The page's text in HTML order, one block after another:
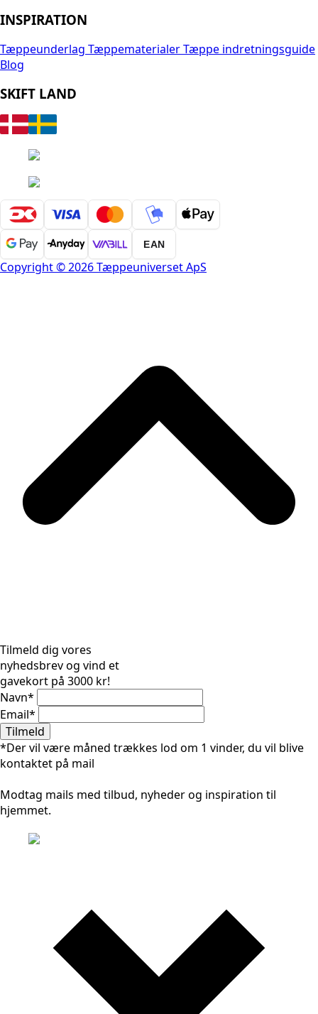
INSPIRATION
Tæppeunderlag TæppematerialerTæppe indretningsguide
Blog
SKIFT LAND
EAN
Copyright © 2026 Tæppeuniverset ApS
Tilmeld dig vores
nyhedsbrev og vind et
gavekort på 3000 kr!
Navn*
Email*
Tilmeld
*Der vil være måned trækkes lod om 1 vinder, du vil blive
kontaktet på mail
Modtag mails med tilbud, nyheder og inspiration til
hjemmet.